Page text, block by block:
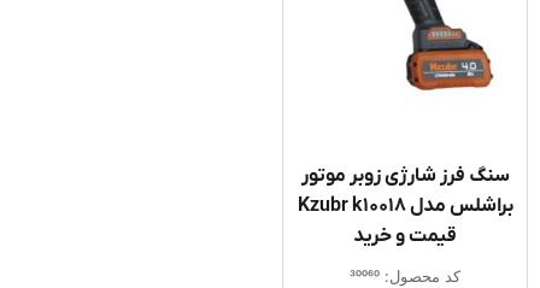
فرز شارژی زوبر موتور
براشلس مدل Kzubr k10018
قیمت و خرید
کد محصول: 30060